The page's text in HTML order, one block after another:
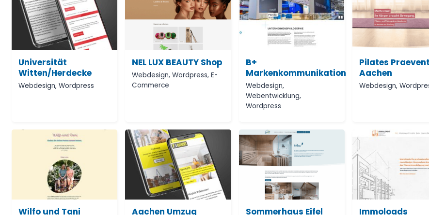
Universität
Witten/Herdecke
Webdesign, Wordpress
NEL LUX BEAUTY Shop
Webdesign,Wordpress,E-
Commerce
B+
Markenkommunikation
Webdesign,
Webentwicklung,
Wordpress
Pilates
Aachen
Webdesign,
Wilfo und Tani Aachen Umzug Sommerhaus Eifel Immoloads